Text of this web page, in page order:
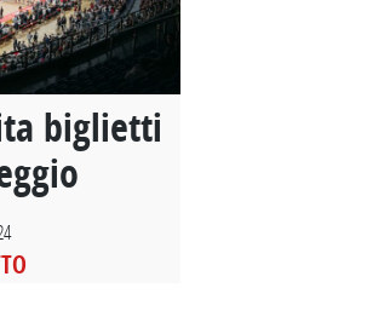
biglietti